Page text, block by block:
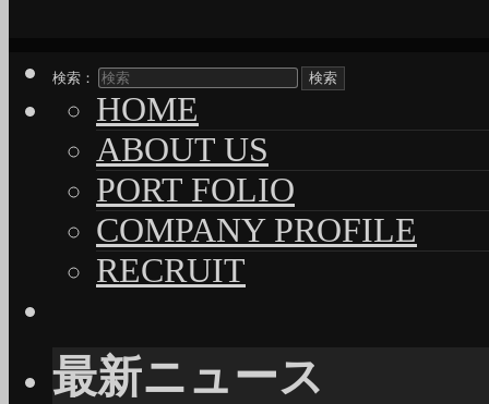
検索：
HOME
ABOUT US
PORT FOLIO
COMPANY PROFILE
RECRUIT
最新ニュース